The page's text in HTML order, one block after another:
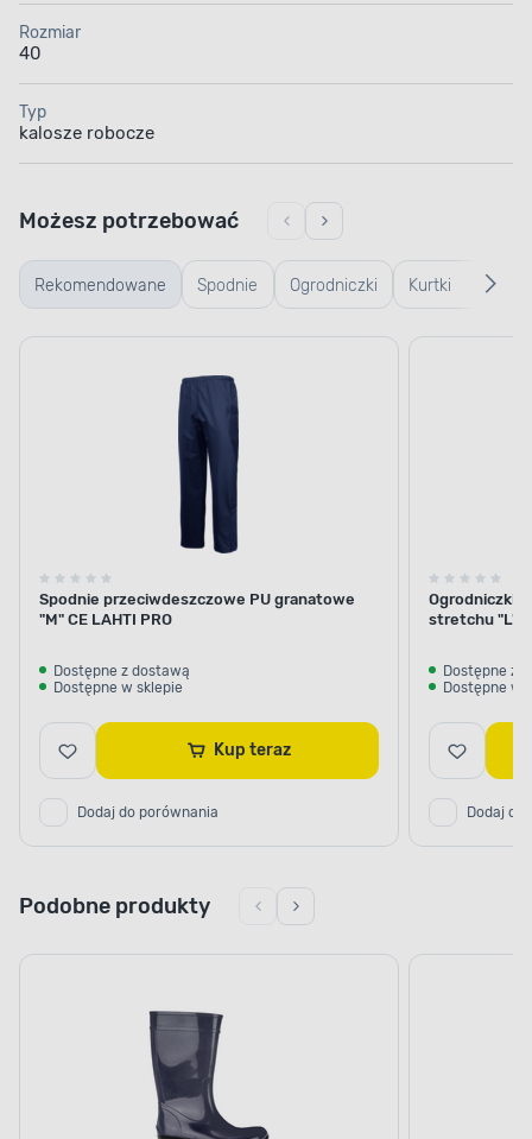
Rozmiar
40
Typ
kalosze robocze
Rekomendowane Spodnie
robocze
Ogrodniczki Kurtki
robocze
Możesz potrzebować
Spodnie przeciwdeszczowe PU granatowe
"M" CE LAHTI PRO
Dostępne z dostawą
Dostępne w sklepie
Kup teraz
Dodaj do porównania
Ogrodniczki
stretchu
Dostępne z
Dostępne w
Dodaj do
Podobne produkty